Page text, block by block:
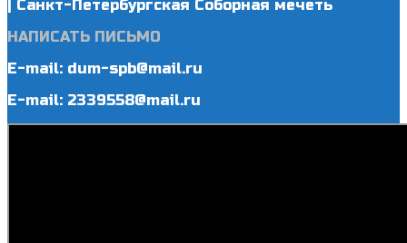
| Санкт-Петербургская Соборная мечеть
НАПИСАТЬ ПИСЬМО
E-mail: dum-spb@mail.ru
E-mail: 2339558@mail.ru